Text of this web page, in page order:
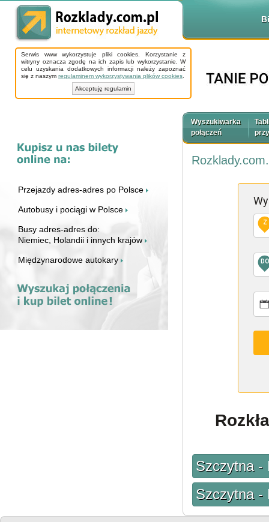
Serwis www wykorzystuje pliki cookies. Korzystanie z
witryny oznacza zgodę na ich zapis lub wykorzystanie. W
celu uzyskania dodatkowych informacji należy zapoznać
się z naszym regulaminem wykorzystywania plików cookies
Akceptuję regulamin
Przejazdy adres-adres po Polsce
Autobusy i pociągi w Polsce
Busy adres-adres do:
Niemiec, Holandii i innych krajów
Międzynarodowe autokary
Wyszukiwarka
połączeń
Z
DO
Szczytna -
Szczytna -